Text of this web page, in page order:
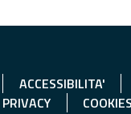
ACCESSIBILITA'
PRIVACY
COOKIES